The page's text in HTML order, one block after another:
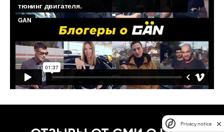
Privacy notice